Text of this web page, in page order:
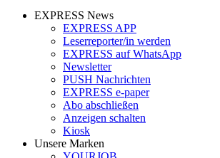
EXPRESS News
EXPRESS APP
Leserreporter/in werden
EXPRESS auf WhatsApp
Newsletter
PUSH Nachrichten
EXPRESS e-paper
Abo abschließen
Anzeigen schalten
Kiosk
Unsere Marken